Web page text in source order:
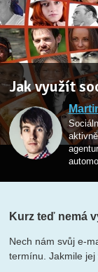
Jak využít
Kurz teď nemá
Nech nám svůj e-
termínu. Jakmile